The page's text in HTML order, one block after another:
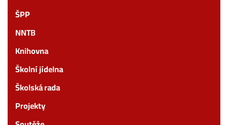
ŠPP
NNTB
Knihovna
Školní jídelna
Školská rada
Projekty